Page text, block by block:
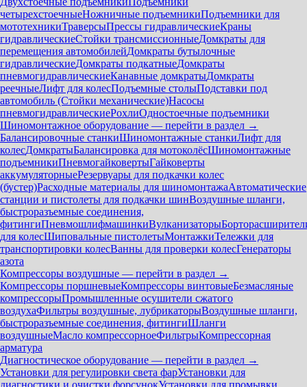
четырехстоечныеНожничные подъемникиПодъемники для
мототехникиТраверсыПрессы гидравлическиеКраны
гидравлическиеСтойки трансмиссионныеДомкраты для
перемещения автомобилейДомкраты бутылочные
гидравлическиеДомкраты подкатныеДомкраты
пневмогидравлическиеКанавные домкратыДомкраты
реечныеЛифт для колесПодъемные столыПодставки под
автомобиль (Стойки механические)Насосы
пневмогидравлическиеРохлиОдностоечные подъемники
Шиномонтажное оборудование — перейти в раздел →
Балансировочные станкиШиномонтажные станкиЛифт для
колесДомкратыБалансировка для мотоколёсШиномонтажные
подъемникиПневмогайковертыГайковерты
аккумуляторныеРезервуары для подкачки колес
(бустер)Расходные материалы для шиномонтажаАвтоматические
станции и пистолеты для подкачки шинВоздушные шланги,
быстроразъемные соединения,
фитингиПневмошлифмашинкиВулканизаторы
для колесШиповальные пистолетыМонтажкиТележки для
транспортировки колесВанны для проверки колесГенераторы
азота
Компрессоры воздушные — перейти в раздел →
Компрессоры поршневыеКомпрессоры винтовыеБезмасляные
компрессорыПромышленные осушители сжатого
воздухаФильтры воздушные, лубрикаторыВоздушные шланги,
быстроразъемные соединения, фитингиШланги
воздушныеМасло компрессорноеФильтрыКомпрессорная
арматура
Диагностическое оборудование — перейти в раздел →
Установки для регулировки света фарУстановки для
диагностики и очистки форсунокУстановки для промывки